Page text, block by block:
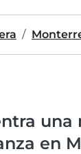
una
en